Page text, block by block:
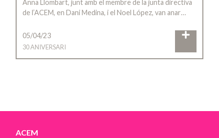
Anna Llombart, junt amb el membre de la junta directiva
de l’ACEM, en Dani Medina, i el Noel López, van anar…
05/04/23
30 ANIVERSARI
ACEM